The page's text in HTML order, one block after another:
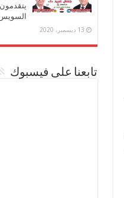
يتقدمون
13 ديسمبر، 2020
تابعنا على فيسبوك